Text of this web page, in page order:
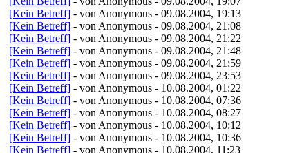
[Kein Betreff] - von Anonymous - 09.08.2004, 19:13
[Kein Betreff] - von Anonymous - 09.08.2004, 21:08
[Kein Betreff] - von Anonymous - 09.08.2004, 21:22
[Kein Betreff] - von Anonymous - 09.08.2004, 21:48
[Kein Betreff] - von Anonymous - 09.08.2004, 21:59
[Kein Betreff] - von Anonymous - 09.08.2004, 23:53
[Kein Betreff] - von Anonymous - 10.08.2004, 01:22
[Kein Betreff] - von Anonymous - 10.08.2004, 07:36
[Kein Betreff] - von Anonymous - 10.08.2004, 08:27
[Kein Betreff] - von Anonymous - 10.08.2004, 10:12
[Kein Betreff] - von Anonymous - 10.08.2004, 10:36
[Kein Betreff] - von Anonymous - 10.08.2004, 11:23